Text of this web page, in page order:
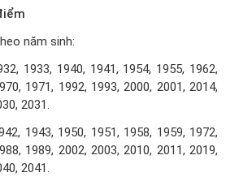
năm sinh:
1933, 1940, 1941, 1954, 1955, 1962,
1971, 1992, 1993, 2000, 2001, 2014,
2031.
1943, 1950, 1951, 1958, 1959, 1972,
1989, 2002, 2003, 2010, 2011, 2019,
2041.